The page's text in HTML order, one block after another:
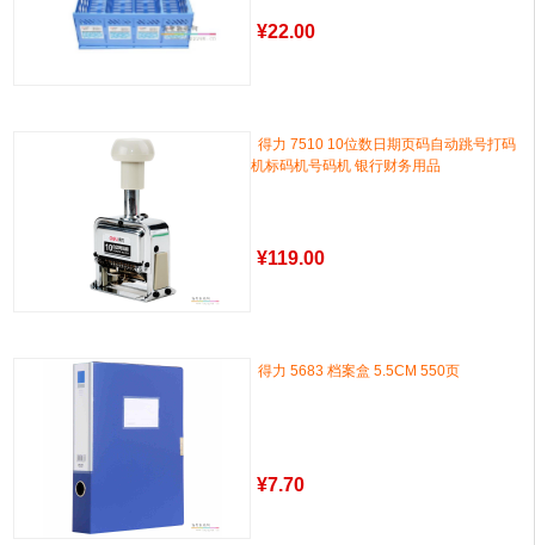
¥22.00
得力 7510 10位数日期页码自动跳号打码
机标码机号码机 银行财务用品
¥119.00
得力 5683 档案盒 5.5CM 550页
¥7.70